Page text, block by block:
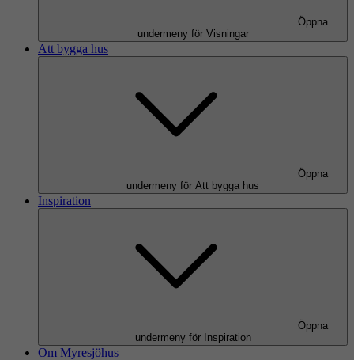
Öppna
undermeny för Visningar
Att bygga hus
Öppna
undermeny för Att bygga hus
Inspiration
Öppna
undermeny för Inspiration
Om Myresjöhus